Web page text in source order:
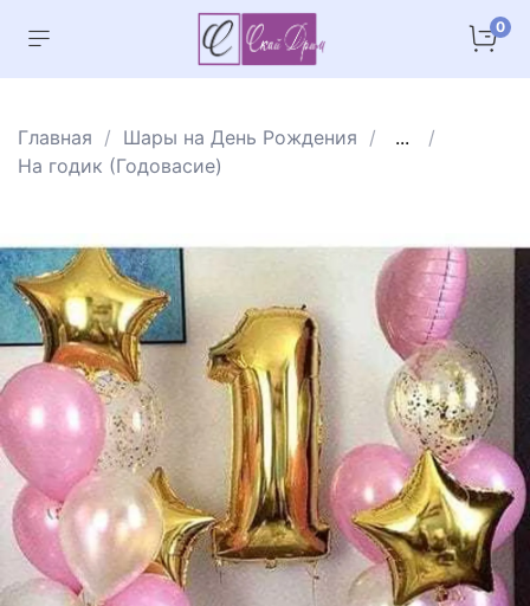
0
Главная Шары на День Рождения
...
На годик (Годовасие)